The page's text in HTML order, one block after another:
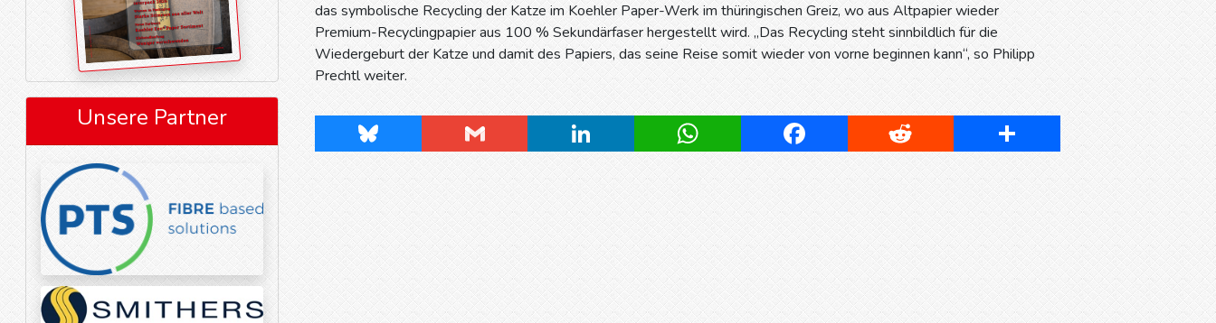
Unsere Partner
das symbolische Recycling der Katze im Koehler Paper-Werk im thüringischen Greiz, wo aus Altpapier wieder
Premium-Recyclingpapier aus 100 % Sekundärfaser hergestellt wird. „Das Recycling steht sinnbildlich für die
Wiedergeburt der Katze und damit des Papiers, das seine Reise somit wieder von vorne beginnen kann“, so Philipp
Prechtl weiter.
Bluesky Gmail LinkedIn WhatsApp Facebook Reddit Share